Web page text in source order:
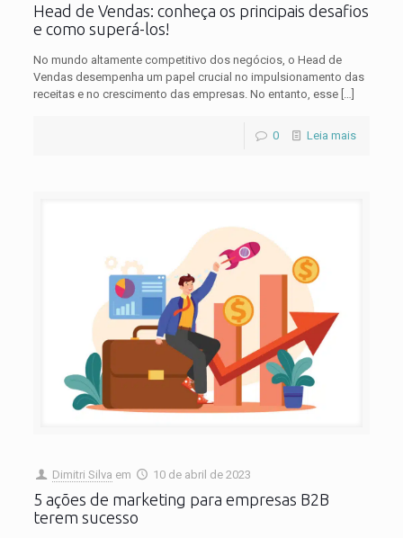
Head de Vendas: conheça os principais desafios
e como superá-los!
No mundo altamente competitivo dos negócios, o Head de
Vendas desempenha um papel crucial no impulsionamento das
receitas e no crescimento das empresas. No entanto, esse[…]
0 Leia mais
Dimitri Silva em 10 de abril de 2023
5 ações de marketing para empresas B2B
terem sucesso